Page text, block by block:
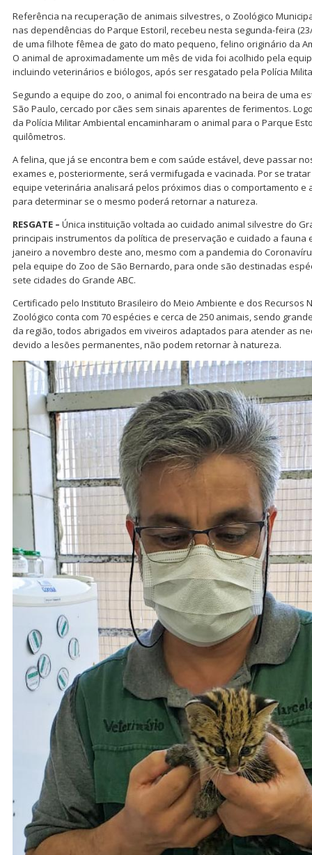
Referência na recuperação de animais silvestres, o Zoológico
nas dependências do Parque Estoril, recebeu nesta segunda-feira
de uma filhote fêmea de gato do mato pequeno, felino originário da
O animal de aproximadamente um mês de vida foi acolhido pela
incluindo veterinários e biólogos, após ser resgatado pela Polícia
Segundo a equipe do zoo, o animal foi encontrado na beira de uma
São Paulo, cercado por cães sem sinais aparentes de ferimentos.
da Polícia Militar Ambiental encaminharam o animal para o Parque
quilômetros.
A felina, que já se encontra bem e com saúde estável, deve passar
exames e, posteriormente, será vermifugada e vacinada. Por se
equipe veterinária analisará pelos próximos dias o comportamento e
para determinar se o mesmo poderá retornar a natureza.
RESGATE – Única instituição voltada ao cuidado animal silvestre do
principais instrumentos da política de preservação e cuidado a fauna
janeiro a novembro deste ano, mesmo com a pandemia do
pela equipe do Zoo de São Bernardo, para onde são destinadas
sete cidades do Grande ABC.
Certificado pelo Instituto Brasileiro do Meio Ambiente e dos Recursos
Zoológico conta com 70 espécies e cerca de 250 animais, sendo
da região, todos abrigados em viveiros adaptados para atender as
devido a lesões permanentes, não podem retornar à natureza.